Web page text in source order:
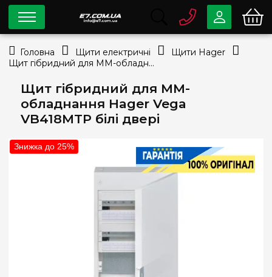
Щит гібридний для ММ-
обладнання Hager Vega
VB418MTP білі двері
Знижка до 25%
0 800 33-63-07
Безкоштовно
info@e7.com.ua
044334-79-78
Viber Telegram
Головна Щити електричні
Щити Hager
Щит гібридний для ММ-обладнання Hager Vega VB418MTP білі двері